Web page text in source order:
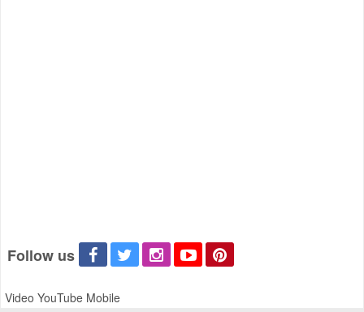
Follow us
Video YouTube Mobile